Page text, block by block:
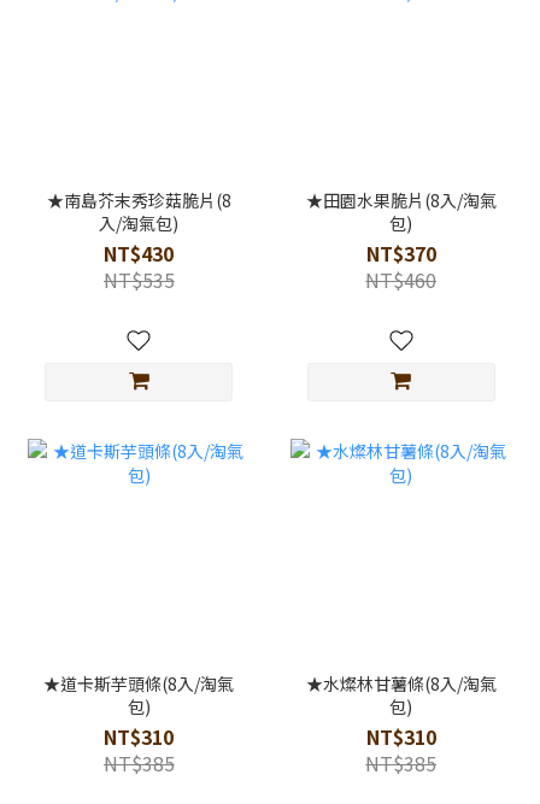
★南島芥末秀珍菇脆片(8
入/淘氣包)
NT$430
NT$535
★田園水果脆片(8入/淘氣
包)
NT$370
NT$460
★道卡斯芋頭條(8入/淘氣
包)
NT$310
NT$385
★水燦林甘薯條(8入/淘氣
包)
NT$310
NT$385